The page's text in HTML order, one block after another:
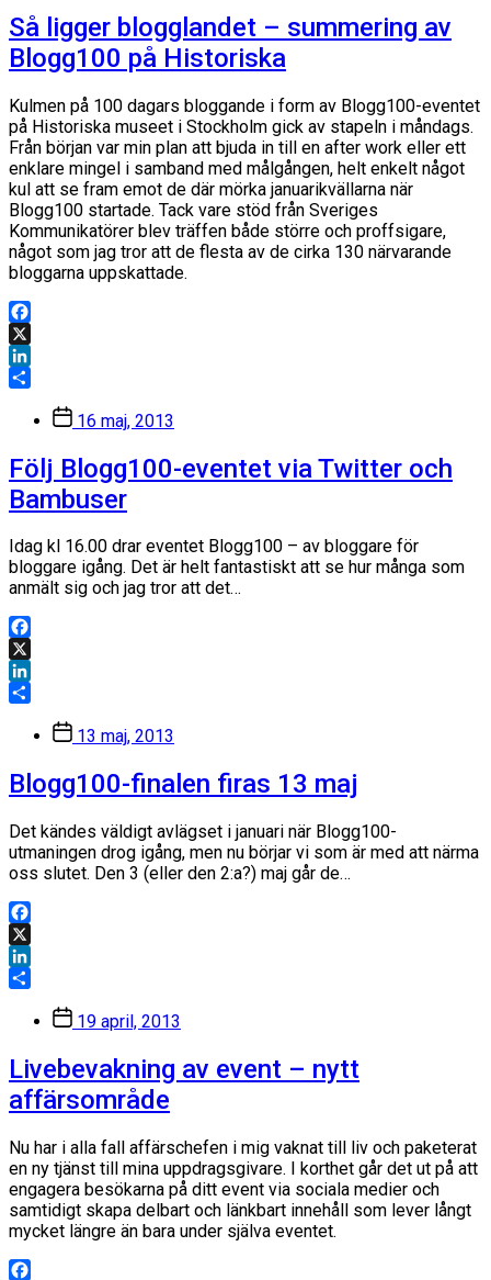
Så ligger blogglandet – summering av
Blogg100 på Historiska
Kulmen på 100 dagars bloggande i form av Blogg100-eventet
på Historiska museet i Stockholm gick av stapeln i måndags.
Från början var min plan att bjuda in till en after work eller ett
enklare mingel i samband med målgången, helt enkelt något
kul att se fram emot de där mörka januarikvällarna när
Blogg100 startade. Tack vare stöd från Sveriges
Kommunikatörer blev träffen både större och proffsigare,
något som jag tror att de flesta av de cirka 130 närvarande
bloggarna uppskattade.
Facebook
X
LinkedIn
Inläggsdatum
16 maj, 2013
Följ Blogg100-eventet via Twitter och
Bambuser
Idag kl 16.00 drar eventet Blogg100 – av bloggare för
bloggare igång. Det är helt fantastiskt att se hur många som
anmält sig och jag tror att det…
Facebook
X
LinkedIn
Inläggsdatum
13 maj, 2013
Blogg100-finalen firas 13 maj
Det kändes väldigt avlägset i januari när Blogg100-
utmaningen drog igång, men nu börjar vi som är med att närma
oss slutet. Den 3 (eller den 2:a?) maj går de…
Facebook
X
LinkedIn
Inläggsdatum
19 april, 2013
Livebevakning av event – nytt
affärsområde
Nu har i alla fall affärschefen i mig vaknat till liv och paketerat
en ny tjänst till mina uppdragsgivare. I korthet går det ut på att
engagera besökarna på ditt event via sociala medier och
samtidigt skapa delbart och länkbart innehåll som lever långt
mycket längre än bara under själva eventet.